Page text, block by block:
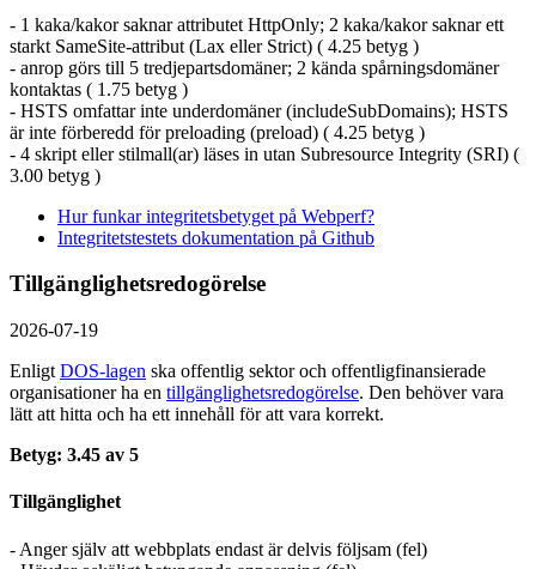
- 1 kaka/kakor saknar attributet HttpOnly; 2 kaka/kakor saknar ett
starkt SameSite-attribut (Lax eller Strict) ( 4.25 betyg )
- anrop görs till 5 tredjepartsdomäner; 2 kända spårningsdomäner
kontaktas ( 1.75 betyg )
- HSTS omfattar inte underdomäner (includeSubDomains); HSTS
är inte förberedd för preloading (preload) ( 4.25 betyg )
- 4 skript eller stilmall(ar) läses in utan Subresource Integrity (SRI) (
3.00 betyg )
Hur funkar integritetsbetyget på Webperf?
Integritetstestets dokumentation på Github
Tillgänglighetsredogörelse
2026-07-19
Enligt DOS-lagen ska offentlig sektor och offentlig­finansierade
organisationer ha en tillgänglighets­redogörelse. Den behöver vara
lätt att hitta och ha ett innehåll för att vara korrekt.
Betyg: 3.45 av 5
Tillgänglighet
- Anger själv att webbplats endast är delvis följsam (fel)